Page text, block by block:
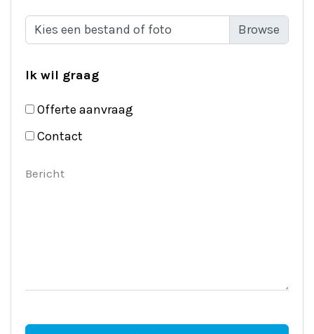
Kies een bestand of foto
Ik wil graag
Offerte aanvraag
Contact
Bericht